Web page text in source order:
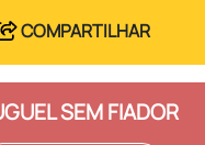
COMPARTILHAR
SEM FIADOR